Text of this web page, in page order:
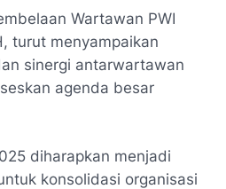
Wartawan PWI
turut menyampaikan
sinergi antarwartawan
agenda besar
diharapkan menjadi
konsolidasi organisasi